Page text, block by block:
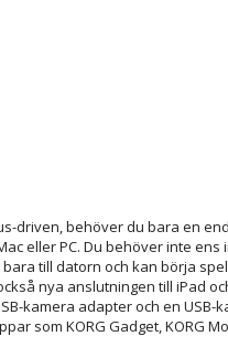
driven, behöver du bara en
eller PC. Du behöver inte ens
till datorn och kan börja
nya anslutningen till iPad
kamera adapter och en USB-
som KORG Gadget, KORG